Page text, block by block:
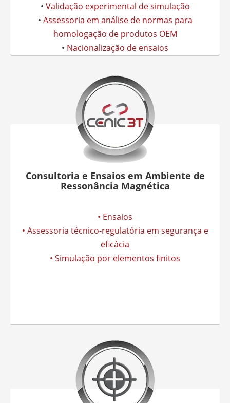
• Validação experimental de simulação
• Assessoria em análise de normas para
homologação de produtos OEM
• Nacionalização de ensaios
Consultoria e Ensaios em Ambiente de
Ressonância Magnética
• Ensaios
• Assessoria técnico-regulatória em segurança e
eficácia
• Simulação por elementos finitos